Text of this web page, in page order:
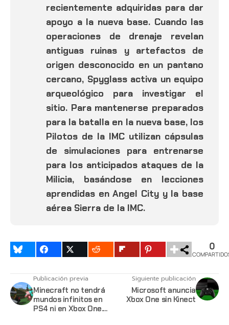
recientemente adquiridas para dar
apoyo a la nueva base. Cuando las
operaciones de drenaje revelan
antiguas ruinas y artefactos de
origen desconocido en un pantano
cercano, Spyglass activa un equipo
arqueológico para investigar el
sitio. Para mantenerse preparados
para la batalla en la nueva base, los
Pilotos de la IMC utilizan cápsulas
de simulaciones para entrenarse
para los anticipados ataques de la
Milicia, basándose en lecciones
aprendidas en Angel City y la base
aérea Sierra de la IMC.
0
Publicación previa
Minecraft no tendrá
mundos infinitos en
PS4 ni en Xbox One.
Siguiente publicación
Microsoft anuncia
Xbox One sin Kinect